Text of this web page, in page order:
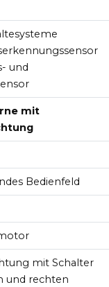
und
mit
Bedienfeld
mit Schalter
und rechten